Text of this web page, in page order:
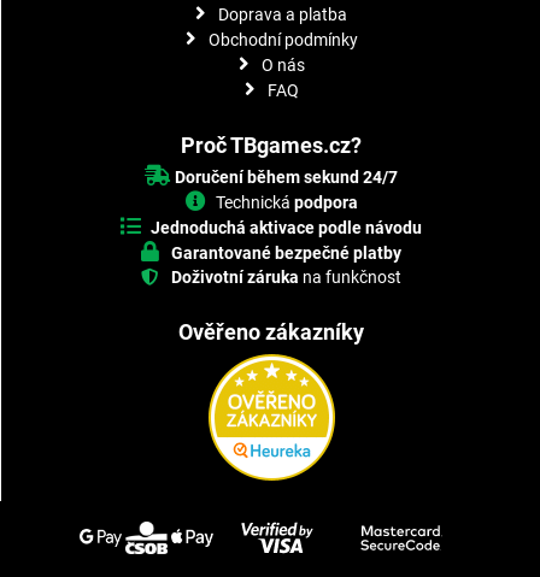
Doprava a platba
Obchodní podmínky
O nás
FAQ
Proč TBgames.cz?
Doručení během sekund 24/7
Technická podpora
Jednoduchá aktivace podle návodu
Garantované bezpečné platby
Doživotní záruka na funkčnost
Ověřeno zákazníky